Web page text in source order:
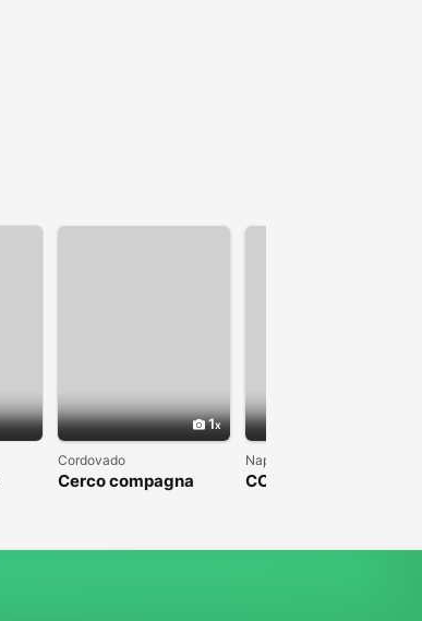
1
Cordovado
Cerco compagna
Napoli
COLPO DI FULMINE